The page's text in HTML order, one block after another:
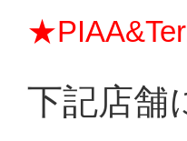
下記店舗